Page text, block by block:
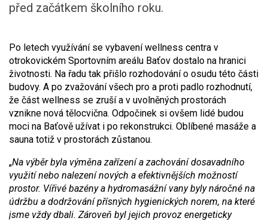
před začátkem školního roku.
Po letech využívání se vybavení wellness centra v
otrokovickém Sportovním areálu Baťov dostalo na hranici
životnosti. Na řadu tak přišlo rozhodování o osudu této části
budovy. A po zvažování všech pro a proti padlo rozhodnutí,
že část wellness se zruší a v uvolněných prostorách
vznikne nová tělocvična. Odpočinek si ovšem lidé budou
moci na Baťově užívat i po rekonstrukci. Oblíbené masáže a
sauna totiž v prostorách zůstanou.
„Na výběr byla výměna zařízení a zachování dosavadního
využití nebo nalezení nových a efektivnějších možností
prostor. Vířivé bazény a hydromasážní vany byly náročné na
údržbu a dodržování přísných hygienických norem, na které
jsme vždy dbali. Zároveň byl jejich provoz energeticky